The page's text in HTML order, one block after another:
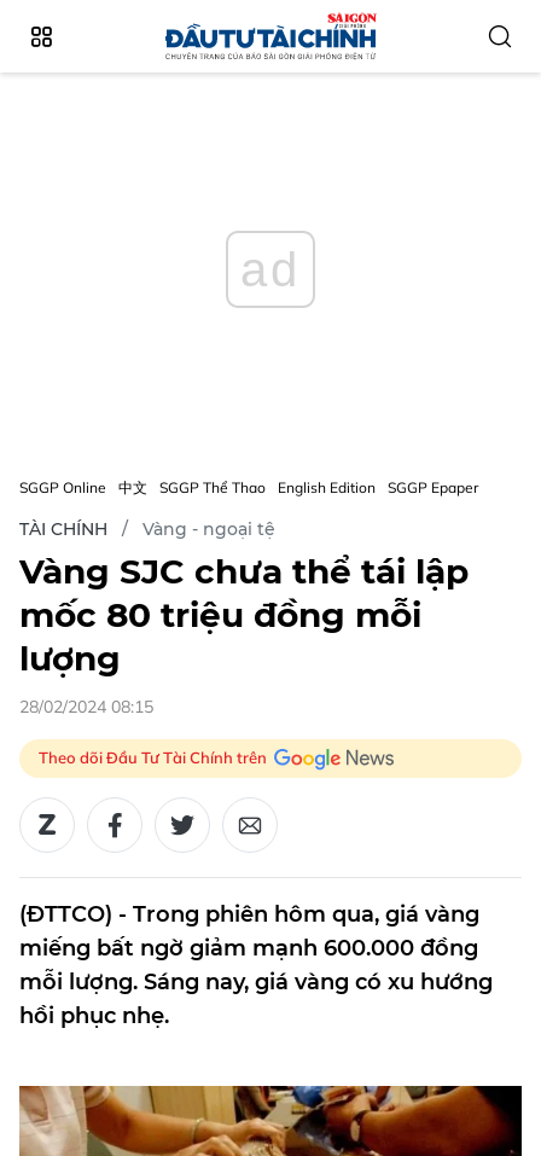
ad
SGGP Online 中文 SGGP Thể Thao English Edition SGGP Epaper
TÀI CHÍNH Vàng - ngoại tệ
Vàng SJC chưa thể tái lập
mốc 80 triệu đồng mỗi
lượng
28/02/2024 08:15
Theo dõi Đầu Tư Tài Chính trên
(ĐTTCO) - Trong phiên hôm qua, giá vàng
miếng bất ngờ giảm mạnh 600.000 đồng
mỗi lượng. Sáng nay, giá vàng có xu hướng
hồi phục nhẹ.